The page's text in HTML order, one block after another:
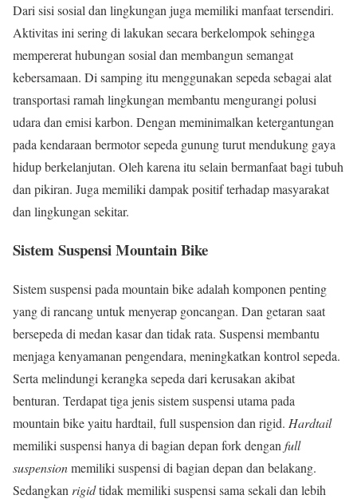
Dari sisi sosial dan lingkungan juga memiliki manfaat tersendiri.
Aktivitas ini sering di lakukan secara berkelompok sehingga
mempererat hubungan sosial dan membangun semangat
kebersamaan. Di samping itu menggunakan sepeda sebagai alat
transportasi ramah lingkungan membantu mengurangi polusi
udara dan emisi karbon. Dengan meminimalkan ketergantungan
pada kendaraan bermotor sepeda gunung turut mendukung gaya
hidup berkelanjutan. Oleh karena itu selain bermanfaat bagi tubuh
dan pikiran. Juga memiliki dampak positif terhadap masyarakat
dan lingkungan sekitar.
Sistem Suspensi Mountain Bike
Sistem suspensi pada mountain bike adalah komponen penting
yang di rancang untuk menyerap goncangan. Dan getaran saat
bersepeda di medan kasar dan tidak rata. Suspensi membantu
menjaga kenyamanan pengendara, meningkatkan kontrol sepeda.
Serta melindungi kerangka sepeda dari kerusakan akibat
benturan. Terdapat tiga jenis sistem suspensi utama pada
mountain bike yaitu hardtail, full suspension dan rigid. Hardtail
memiliki suspensi hanya di bagian depan fork dengan full
suspensionmemiliki suspensi di bagian depan dan belakang.
Sedangkan rigidtidak memiliki suspensi sama sekali dan lebih